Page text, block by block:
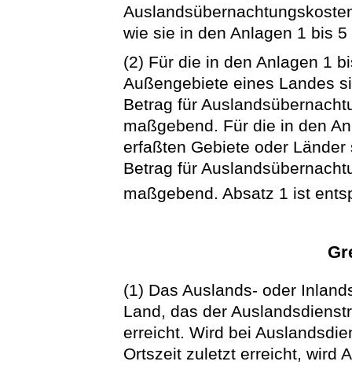
wie sie in den Anlagen 1 bis
(2) Für die in den Anlagen 1
Außengebiete eines Landes
Betrag für
maßgebend. Für die in den
erfaßten Gebiete oder
Betrag für
maßgebend. Absatz 1 ist
(1) Das Auslands- oder
Land, das der
erreicht. Wird bei
Ortszeit zuletzt erreicht, wird